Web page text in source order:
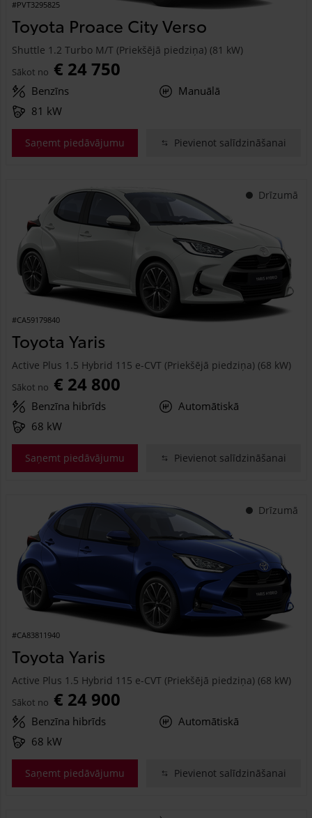
#PVT3295825
Toyota Proace City Verso
Shuttle 1.2 Turbo M/T (Priekšējā piedziņa) (81 kW)
Sākot no € 24 750
Benzīns
Manuālā
81 kW
Saņemt piedāvājumu Pievienot salīdzināšanai
Drīzumā
#CA59179840
Toyota Yaris
Active Plus 1.5 Hybrid 115 e-CVT (Priekšējā piedziņa) (68 kW)
Sākot no € 24 800
Benzīna hibrīds
Automātiskā
68 kW
Saņemt piedāvājumu Pievienot salīdzināšanai
Drīzumā
#CA83811940
Toyota Yaris
Active Plus 1.5 Hybrid 115 e-CVT (Priekšējā piedziņa) (68 kW)
Sākot no € 24 900
Benzīna hibrīds
Automātiskā
68 kW
Saņemt piedāvājumu Pievienot salīdzināšanai